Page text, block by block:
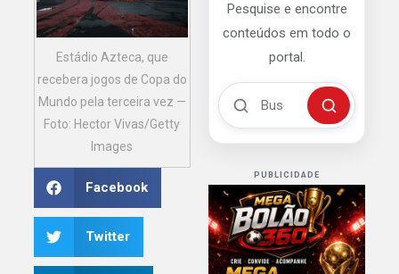
Estádio Azteca, que
recebera jogos de Copa do
Mundo pela terceira vez —
Foto: Hector Vivas/Getty
Images
Facebook
Twitter
Pesquise e encontre
conteúdos em todo o
portal.
Buscar no Mengão 360
Buscar
PUBLICIDADE